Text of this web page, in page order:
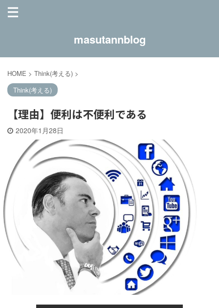
masutannblog
HOME > Think(考える) >
Think(考える)
【理由】便利は不便利である
2020年1月28日